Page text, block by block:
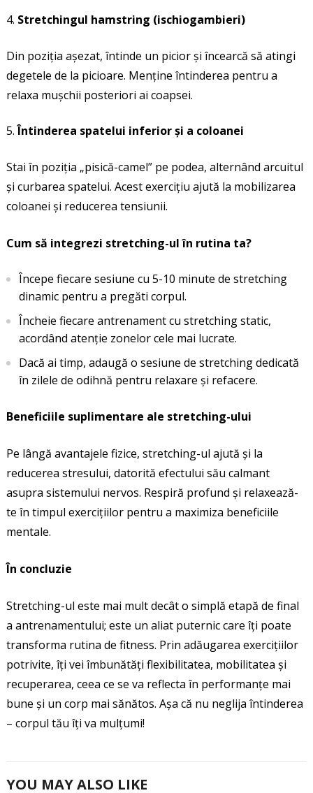
Stretchingul hamstring (ischiogambieri)
Din poziția așezat, întinde un picior și încearcă să atingi
degetele de la picioare. Menține întinderea pentru a
relaxa mușchii posteriori ai coapsei.
Întinderea spatelui inferior și a coloanei
Stai în poziția „pisică-camel” pe podea, alternând arcuitul
și curbarea spatelui. Acest exercițiu ajută la mobilizarea
coloanei și reducerea tensiunii.
Cum să integrezi stretching-ul în rutina ta?
Începe fiecare sesiune cu 5-10 minute de stretching
dinamic pentru a pregăti corpul.
Încheie fiecare antrenament cu stretching static,
acordând atenție zonelor cele mai lucrate.
Dacă ai timp, adaugă o sesiune de stretching dedicată
în zilele de odihnă pentru relaxare și refacere.
Beneficiile suplimentare ale stretching-ului
Pe lângă avantajele fizice, stretching-ul ajută și la
reducerea stresului, datorită efectului său calmant
asupra sistemului nervos. Respiră profund și relaxează-
te în timpul exercițiilor pentru a maximiza beneficiile
mentale.
În concluzie
Stretching-ul este mai mult decât o simplă etapă de final
a antrenamentului; este un aliat puternic care îți poate
transforma rutina de fitness. Prin adăugarea exercițiilor
potrivite, îți vei îmbunătăți flexibilitatea, mobilitatea și
recuperarea, ceea ce se va reflecta în performanțe mai
bune și un corp mai sănătos. Așa că nu neglija întinderea
– corpul tău îți va mulțumi!
YOU MAY ALSO LIKE